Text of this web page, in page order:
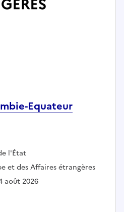
Equateur
l'État
et des Affaires étrangères
août 2026